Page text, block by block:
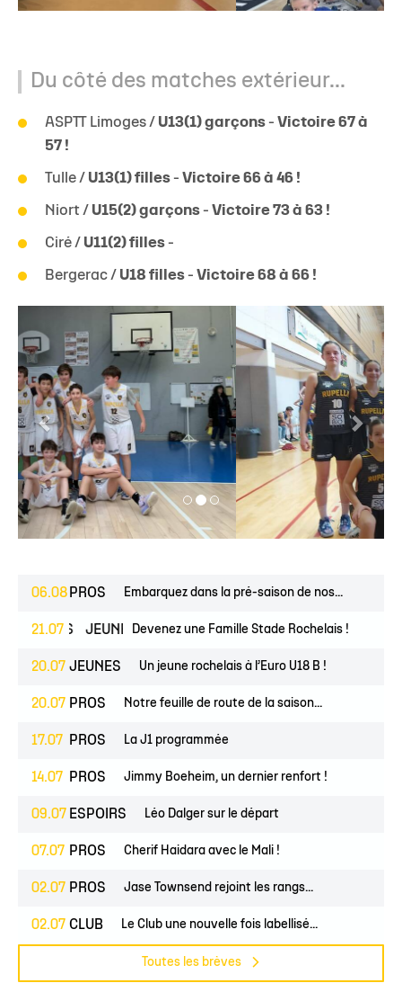
Du côté des matches extérieur...
ASPTT Limoges /
57 !
Tulle /U13(1) filles
Niort /U15(2) garçons-Victoire 73 à 63 !
Ciré /U11(2) filles-
Bergerac / U18 filles- Victoire 68 à 66 !
06.08 PROS Embarquez dans la pré-saison de nos...
21.07JEUNES Devenez une Famille Stade Rochelais !
20.07 JEUNES Un jeune rochelais à l’Euro U18 B !
20.07 PROS Notre feuille de route de la saison...
17.07 PROS La J1 programmée
14.07 PROS Jimmy Boeheim, un dernier renfort !
09.07 ESPOIRS Léo Dalger sur le départ
07.07 PROS Cherif Haidara avec le Mali !
Jase Townsend rejoint les rangs...